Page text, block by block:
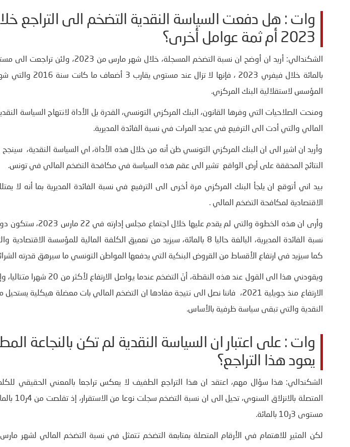
وات : هل دفعت السياسة النقدية التضخم الى التراجع
2023 أم ثمة عوامل أخرى؟
بالمائة خلال فيفري 2023 ،
المؤسس لاستقلالية البنك المركزي.
ومنحت الصلاحيات التي وفرها القانون، البنك المركزي التونسي، القدرة بل الأداة لانتهاج السياسة
المالي والتي أدت الى الترفيع في عديد المرات في نسبة الفائدة المديرية.
وأريد ان اشير الى ان البنك المركزي التونسي ظن أنه من خلال هذه الأداة، اي السياسة النقدية،
النتائج المحققة على أرض الواقع تشير الى عقم هذه السياسة في مكافحة التضخم المالي في تونس.
بيد اني أتوقع ان يلجأ البنك المركزي مرة أخرى الى الترفيع في نسبة الفائدة المديرية بما أنه لا
الاقتصادية لمكافحة التضخم المالي .
وأرى ان هذه الخطوة والتي لم يقدم
نسبة الفائدة المديرية، البالغة حاليا 8 بالمائة، سيزيد من تعميق الكلفة المالية
كما سيزيد في ارتفاع الأقساط من القروض البنكية التي يدفعها المواطن التونسي ما سيرهق قدرته
ويقودني هذا الى القول عند هذه النقطة، أنّ
الارتفاع منذ جويلية 2021، فاننا نصل الى نتيجة مفادها ان التضخم المالي بات معضلة هيكلية
النقدية والتي تبقى سياسة ظرفية بالأساس.
وات : على اعتبار ان السياسة النقدية لم تكن بالنجاعة
يعود هذا التراجع؟
الشكندالي: هذا سؤال مهم، اعتقد ان هذا التراجع الطفيف لا يعكس تراجعا بالمعني الحقيقي
مستوى 3ر10 بالمائة.